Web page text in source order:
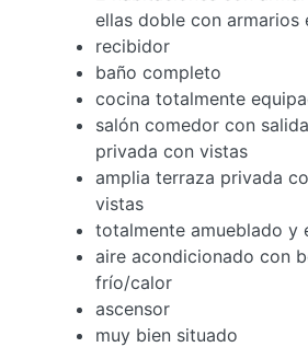
ellas doble con armarios
recibidor
baño completo
cocina totalmente
salón comedor con
privada con vistas
amplia terraza privada
vistas
totalmente amueblado y
aire acondicionado con
frío/calor
ascensor
muy bien situado